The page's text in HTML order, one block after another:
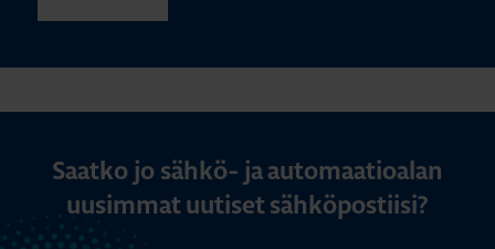
Saatko jo sähkö- ja automaatioalan
uusimmat uutiset sähköpostiisi?